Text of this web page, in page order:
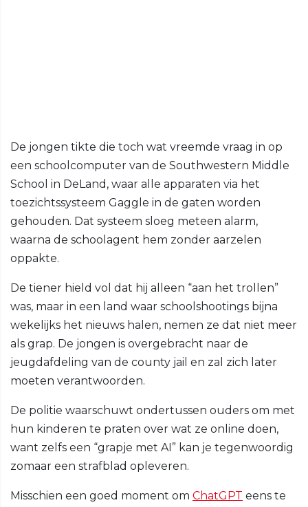
De jongen tikte die toch wat vreemde vraag in op
een schoolcomputer van de Southwestern Middle
School in DeLand, waar alle apparaten via het
toezichtssysteem Gaggle in de gaten worden
gehouden. Dat systeem sloeg meteen alarm,
waarna de schoolagent hem zonder aarzelen
oppakte.
De tiener hield vol dat hij alleen “aan het trollen”
was, maar in een land waar schoolshootings bijna
wekelijks het nieuws halen, nemen ze dat niet meer
als grap. De jongen is overgebracht naar de
jeugdafdeling van de county jail en zal zich later
moeten verantwoorden.
De politie waarschuwt ondertussen ouders om met
hun kinderen te praten over wat ze online doen,
want zelfs een “grapje met AI” kan je tegenwoordig
zomaar een strafblad opleveren.
Misschien een goed moment om ChatGPT eens te